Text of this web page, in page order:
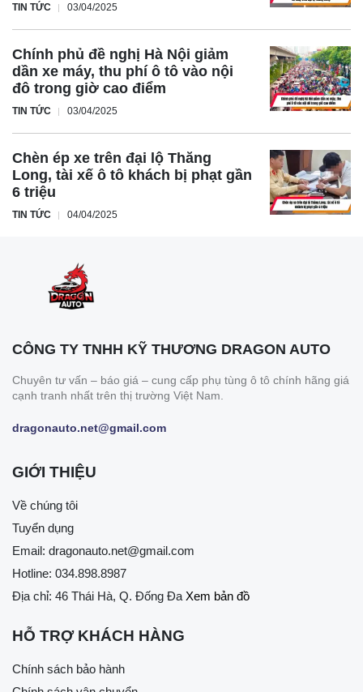
TIN TỨC 03/04/2025
Chính phủ đề nghị Hà Nội giảm
dần xe máy, thu phí ô tô vào nội
đô trong giờ cao điểm
TIN TỨC 03/04/2025
Chèn ép xe trên đại lộ Thăng
Long, tài xế ô tô khách bị phạt gần
6 triệu
TIN TỨC 04/04/2025
CÔNG TY TNHH KỸ THƯƠNG DRAGON AUTO
Chuyên tư vấn – báo giá – cung cấp phụ tùng ô tô chính hãng giá
cạnh tranh nhất trên thị trường Việt Nam.
dragonauto.net@gmail.com
GIỚI THIỆU
Về chúng tôi
Tuyển dụng
Email: dragonauto.net@gmail.com
Hotline: 034.898.8987
Địa chỉ: 46 Thái Hà, Q. Đống Đa Xem bản đồ
HỖ TRỢ KHÁCH HÀNG
Chính sách bảo hành